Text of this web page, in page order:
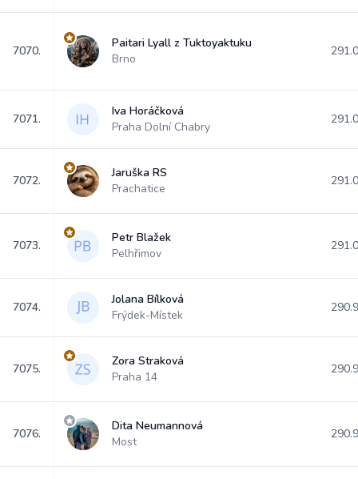
7070.
Paitari Lyall z Tuktoyaktuku
Brno
7071.
Iva Horáčková
Praha Dolní Chabry
7072.
Jaruška RS
Prachatice
7073.
Petr Blažek
Pelhřimov
7074.
Jolana Bílková
Frýdek-Místek
7075.
Zora Straková
Praha 14
7076.
Dita Neumannová
Most